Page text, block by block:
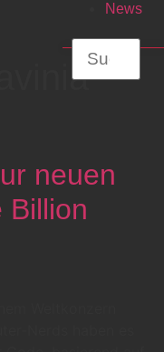
News
neuen
Billion